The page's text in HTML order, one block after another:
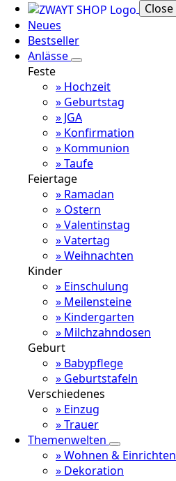
Close
Neues
Bestseller
Anlässe
Feste
» Hochzeit
» Geburtstag
» JGA
» Konfirmation
» Kommunion
» Taufe
Feiertage
» Ramadan
» Ostern
» Valentinstag
» Vatertag
» Weihnachten
Kinder
» Einschulung
» Meilensteine
» Kindergarten
» Milchzahndosen
Geburt
» Babypflege
» Geburtstafeln
Verschiedenes
» Einzug
» Trauer
Themenwelten
» Wohnen & Einrichten
» Dekoration